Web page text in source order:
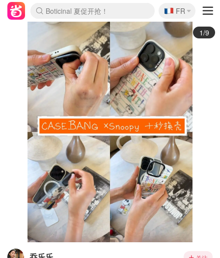
Boticinal 夏促开抢！
4折！lulu周四疯狂上新
还没结束！&OtherStories大促
Joybuy变相75折 随时失效
速领！Stanley独家85折
疑似霸哥！Camper额外叠85折
Zalando 奥莱闪促！每日更新
Moncler反季囤！5折起+叠9折
Coach Brooklyn仅€192
🇫🇷
FR
2/9